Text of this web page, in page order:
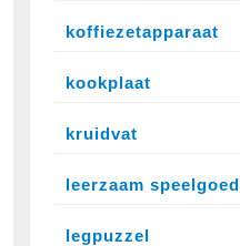
koffiezetapparaat
kookplaat
kruidvat
leerzaam speelgoed
legpuzzel